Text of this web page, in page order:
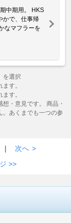
中期用。 HKS
かで、仕事帰
なマフラーを
を選択
す。
す。
・意見です。 商品・
。あくまでも一つの参
｜ 次へ >
>>